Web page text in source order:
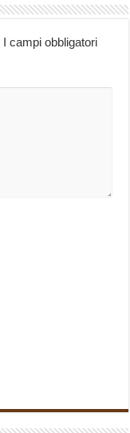
I campi obbligatori